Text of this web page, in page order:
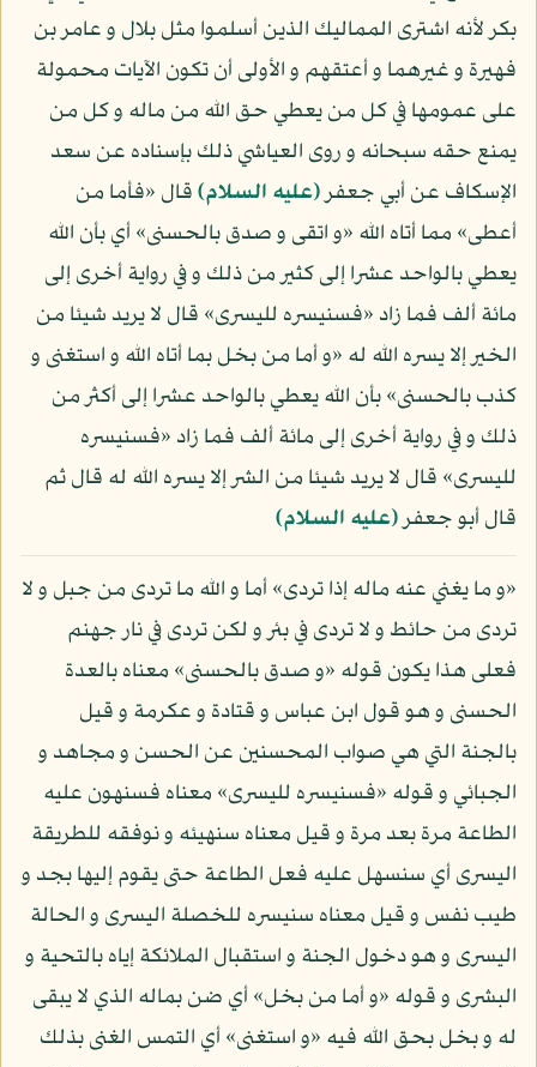
بكر لأنه اشترى المماليك الذين أسلموا مثل بلال و عامر بن
فهيرة و غيرهما و أعتقهم و الأولى أن تكون الآيات محمولة
على عمومها في كل من يعطي حق الله من ماله و كل من
يمنع حقه سبحانه و روى العياشي ذلك بإسناده عن سعد
الإسكاف عن أبي جعفر(عليه السلام)قال «فأما من
أعطى» مما أتاه الله «و اتقى و صدق بالحسنى» أي بأن الله
يعطي بالواحد عشرا إلى كثير من ذلك و في رواية أخرى إلى
مائة ألف فما زاد «فسنيسره لليسرى» قال لا يريد شيئا من
الخير إلا يسره الله له «و أما من بخل بما أتاه الله و استغنى و
كذب بالحسنى» بأن الله يعطي بالواحد عشرا إلى أكثر من
ذلك و في رواية أخرى إلى مائة ألف فما زاد «فسنيسره
لليسرى» قال لا يريد شيئا من الشر إلا يسره الله له قال ثم
قال أبو جعفر(عليه السلام)
«و ما يغني عنه ماله إذا تردى» أما و الله ما تردى من جبل و لا
تردى من حائط و لا تردى في بئر و لكن تردى في نار جهنم
فعلى هذا يكون قوله «و صدق بالحسنى» معناه بالعدة
الحسنى و هو قول ابن عباس و قتادة و عكرمة و قيل
بالجنة التي هي صواب المحسنين عن الحسن و مجاهد و
الجبائي و قوله «فسنيسره لليسرى» معناه فسنهون عليه
الطاعة مرة بعد مرة و قيل معناه سنهيئه و نوفقه للطريقة
اليسرى أي سنسهل عليه فعل الطاعة حتى يقوم إليها بجد و
طيب نفس و قيل معناه سنيسره للخصلة اليسرى و الحالة
اليسرى و هو دخول الجنة و استقبال الملائكة إياه بالتحية و
البشرى و قوله «و أما من بخل» أي ضن بماله الذي لا يبقى
له و بخل بحق الله فيه «و استغنى» أي التمس الغنى بذلك